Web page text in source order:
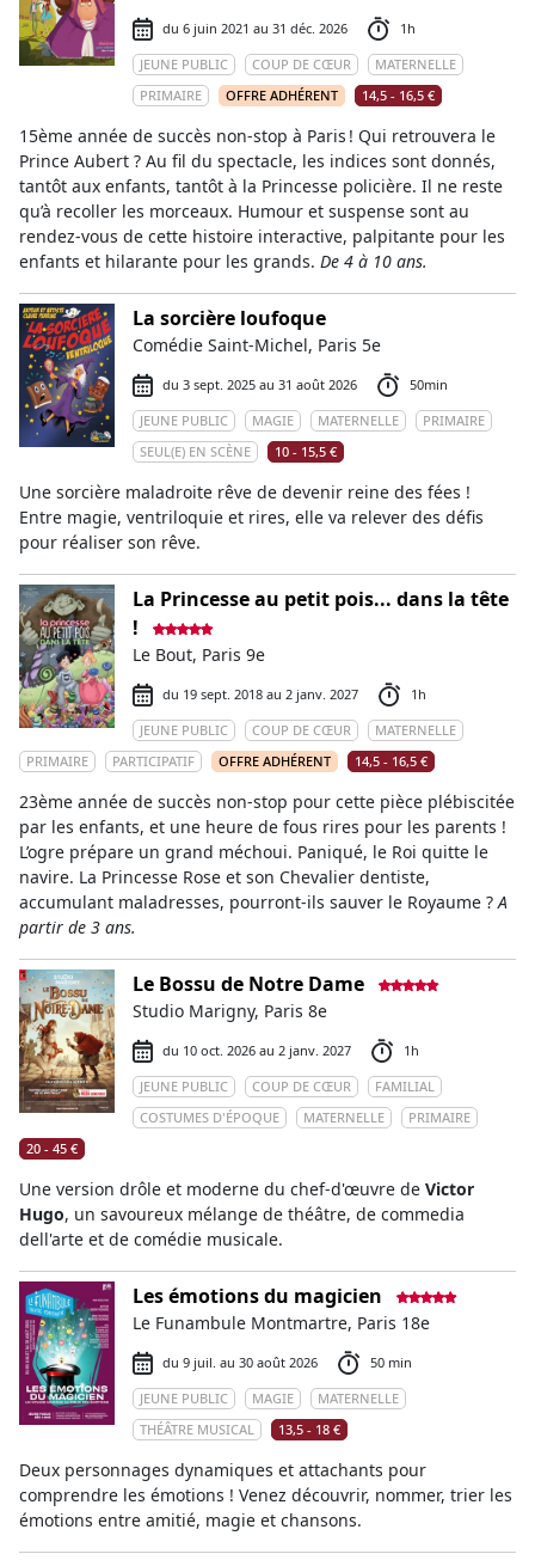
du 6 juin 2021 au 31 déc. 2026
1h
JEUNE PUBLIC
COUP DE CŒUR
MATERNELLE
PRIMAIRE
OFFRE ADHÉRENT 14,5 - 16,5 €
15ème année de succès non-stop à Paris ! Qui retrouvera le
Prince Aubert ? Au fil du spectacle, les indices sont donnés,
tantôt aux enfants, tantôt à la Princesse policière. Il ne reste
qu’à recoller les morceaux. Humour et suspense sont au
rendez-vous de cette histoire interactive, palpitante pour les
enfants et hilarante pour les grands. De 4 à 10 ans.
La sorcière loufoque
Comédie Saint-Michel, Paris 5e
du 3 sept. 2025 au 31 août 2026
50min
JEUNE PUBLIC
MAGIE MATERNELLE
PRIMAIRE
SEUL(E) EN SCÈNE
10 - 15,5 €
Une sorcière maladroite rêve de devenir reine des fées !
Entre magie, ventriloquie et rires, elle va relever des défis
pour réaliser son rêve.
La Princesse au petit pois... dans la tête
!
Le Bout, Paris 9e
du 19 sept. 2018 au 2 janv. 2027
1h
JEUNE PUBLIC
COUP DE CŒUR
MATERNELLE
PRIMAIRE
PARTICIPATIF OFFRE ADHÉRENT 14,5 - 16,5 €
23ème année de succès non-stop pour cette pièce plébiscitée
par les enfants, et une heure de fous rires pour les parents !
L’ogre prépare un grand méchoui. Paniqué, le Roi quitte le
navire. La Princesse Rose et son Chevalier dentiste,
accumulant maladresses, pourront-ils sauver le Royaume ?A
partir de 3 ans.
Le Bossu de Notre Dame
Studio Marigny, Paris 8e
du 10 oct. 2026 au 2 janv. 2027
1h
JEUNE PUBLIC
COUP DE CŒUR
FAMILIAL
COSTUMES D'ÉPOQUE
MATERNELLE
PRIMAIRE
20 - 45 €
Une version drôle et moderne du chef-d'œuvre de Victor
Hugo, un savoureux mélange de théâtre, de commedia
dell'arte et de comédie musicale.
Les émotions du magicien
Le Funambule Montmartre, Paris 18e
du 9 juil. au 30 août 2026
50 min
JEUNE PUBLIC
MAGIE
MATERNELLE
THÉÂTRE MUSICAL
13,5 - 18 €
Deux personnages dynamiques et attachants pour
comprendre les émotions ! Venez découvrir, nommer, trier les
émotions entre amitié, magie et chansons.